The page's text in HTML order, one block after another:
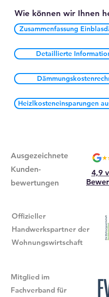
Wie können wir Ihnen
Zusammenfassung
Detaillierte
Heizlkosteneinsparungen
Ausgezeichnete
Kunden-
bewertungen
4,9
Offizieller
Handwerkspartner der
Wohnungswirtschaft
Mitglied im
Fachverband für